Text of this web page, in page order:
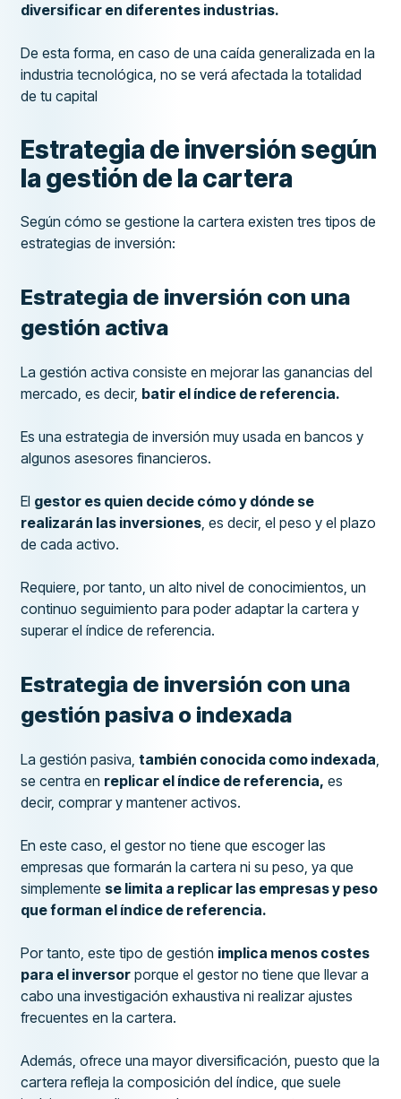
diversificar en diferentes industrias.
De esta forma, en caso de una caída generalizada en la
industria tecnológica, no se verá afectada la totalidad
de tu capital
Estrategia de inversión según
la gestión de la cartera
Según cómo se gestione la cartera existen tres tipos de
estrategias de inversión:
Estrategia de inversión con una
gestión activa
La gestión activa consiste en mejorar las ganancias del
mercado, es decir, batir el índice de referencia.
Es una estrategia de inversión muy usada en bancos y
algunos asesores financieros.
El gestor es quien decide cómo y dónde se
realizarán las inversiones, es decir, el peso y el plazo
de cada activo.
Requiere, por tanto, un alto nivel de conocimientos, un
continuo seguimiento para poder adaptar la cartera y
superar el índice de referencia.
Estrategia de inversión con una
gestión pasiva o indexada
La gestión pasiva,también conocida como indexada,
se centra en replicar el índice de referencia, es
decir, comprar y mantener activos.
En este caso, el gestor no tiene que escoger las
empresas que formarán la cartera ni su peso, ya que
simplemente se limita a replicar las empresas y peso
que forman el índice de referencia.
Por tanto, este tipo de gestión implica menos costes
para el inversor porque el gestor no tiene que llevar a
cabo una investigación exhaustiva ni realizar ajustes
frecuentes en la cartera.
Además, ofrece una mayor diversificación, puesto que la
cartera refleja la composición del índice, que suele